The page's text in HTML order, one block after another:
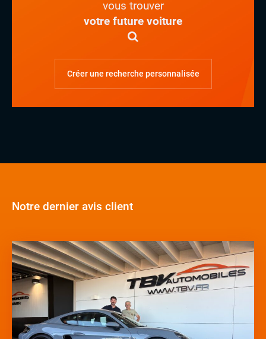
vous trouver
votre future voiture
Créer une recherche personnalisée
Notre dernier avis client